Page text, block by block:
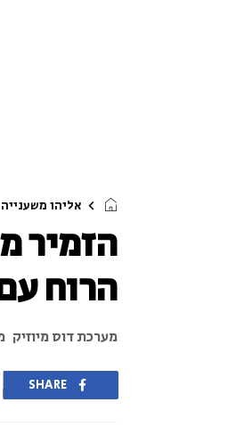
אליהו משענייה
הזמיר
הרוח
מערכת דוס מיוזיק
SHARE